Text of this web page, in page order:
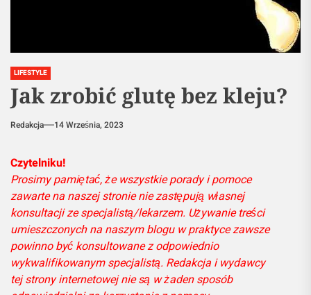
LIFESTYLE
Jak zrobić glutę bez kleju?
Redakcja 14 Września, 2023
Czytelniku!
Prosimy pamiętać, że wszystkie porady i pomoce
zawarte na naszej stronie nie zastępują własnej
konsultacji ze specjalistą/lekarzem. Używanie treści
umieszczonych na naszym blogu w praktyce zawsze
powinno być konsultowane z odpowiednio
wykwalifikowanym specjalistą. Redakcja i wydawcy
tej strony internetowej nie są w żaden sposób